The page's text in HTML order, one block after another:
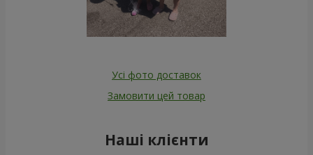
Усі фото доставок
Замовити цей товар
Наші клієнти